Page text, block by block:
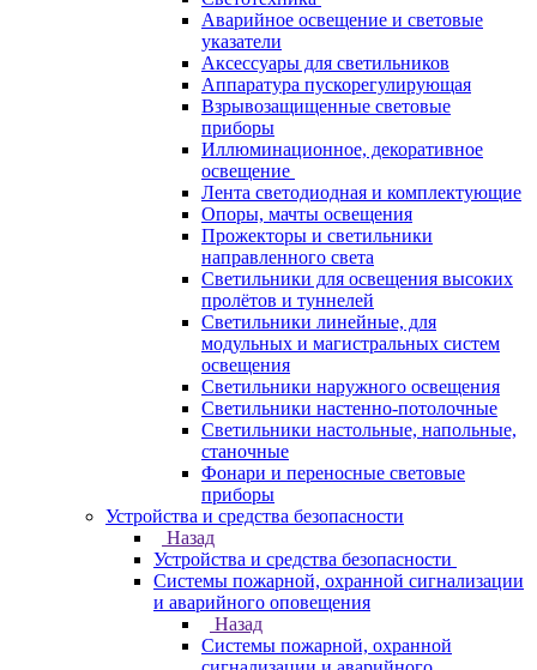
Аварийное освещение и световые
указатели
Аксессуары для светильников
Аппаратура пускорегулирующая
Взрывозащищенные световые
приборы
Иллюминационное, декоративное
освещение
Лента светодиодная и комплектующие
Опоры, мачты освещения
Прожекторы и светильники
направленного света
Светильники для освещения высоких
пролётов и туннелей
Светильники линейные, для
модульных и магистральных систем
освещения
Светильники наружного освещения
Светильники настенно-потолочные
Светильники настольные, напольные,
станочные
Фонари и переносные световые
приборы
Устройства и средства безопасности
Назад
Устройства и средства безопасности
Системы пожарной, охранной сигнализации
и аварийного оповещения
Назад
Системы пожарной, охранной